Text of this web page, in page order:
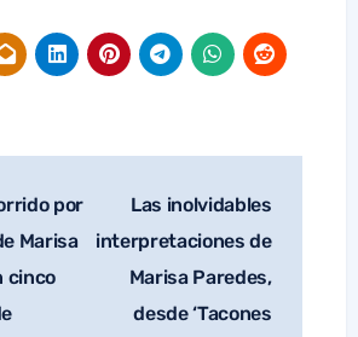
por
Marisa
cinco
Las inolvidables
interpretaciones de
Marisa Paredes,
desde ‘Tacones